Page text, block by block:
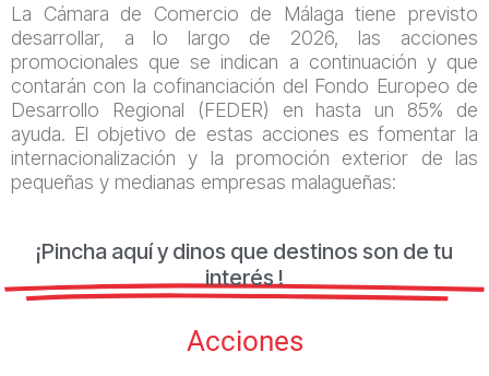
La Cámara de Comercio de Málaga tiene previsto
desarrollar, a lo largo de 2026, las acciones
promocionales que se indican a continuación y que
contarán con la cofinanciación del Fondo Europeo de
Desarrollo Regional (FEDER) en hasta un 85% de
ayuda. El objetivo de estas acciones es fomentar la
internacionalización y la promoción exterior de las
pequeñas y medianas empresas malagueñas:
¡Pincha aquí y dinos que destinos son de tu
interés !
Acciones